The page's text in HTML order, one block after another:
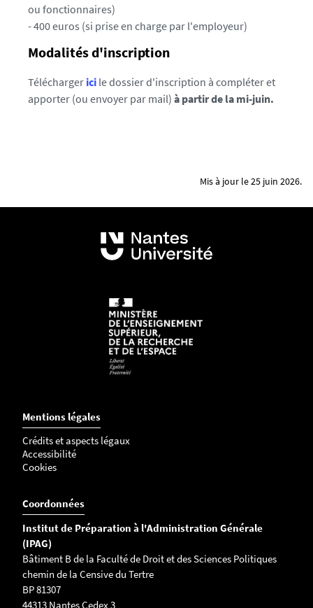
ou fonctionnaires)
- 400 euros (si prise en charge par l'employeur)
Modalités d'inscription
Télécharger ici le dossier d'inscription à compléter et
apporter (ou envoyer par mail) à partir de la mi-juin.
Mis à jour le 25 juin 2026.
Mentions légales
Crédits et aspects légaux
Accessibilité
Cookies
Coordonnées
Institut de Préparation à l'Administration Générale
(IPAG)
Bâtiment B de la Faculté de Droit et des Sciences Politiques
chemin de la Censive du Tertre
BP 81307
44313 Nantes Cedex 3